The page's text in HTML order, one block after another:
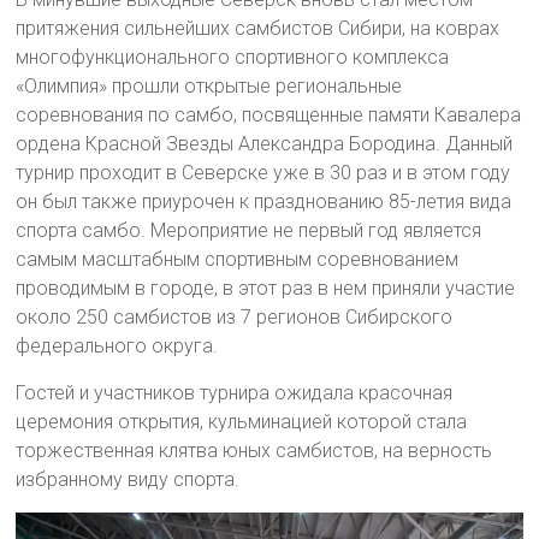
притяжения сильнейших самбистов Сибири, на коврах
многофункционального спортивного комплекса
«Олимпия» прошли открытые региональные
соревнования по самбо, посвященные памяти Кавалера
ордена Красной Звезды Александра Бородина. Данный
турнир проходит в Северске уже в 30 раз и в этом году
он был также приурочен к празднованию 85-летия вида
спорта самбо. Мероприятие не первый год является
самым масштабным спортивным соревнованием
проводимым в городе, в этот раз в нем приняли участие
около 250 самбистов из 7 регионов Сибирского
федерального округа.
Гостей и участников турнира ожидала красочная
церемония открытия, кульминацией которой стала
торжественная клятва юных самбистов, на верность
избранному виду спорта.